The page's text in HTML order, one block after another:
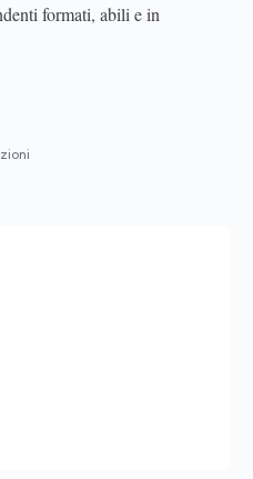
formati, abili e in